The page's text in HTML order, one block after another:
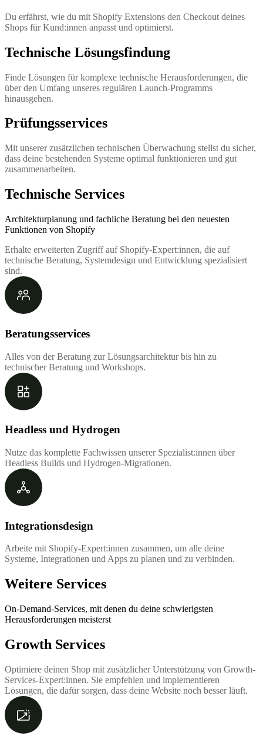
Du erfährst, wie du mit Shopify Extensions den Checkout deines
Shops für Kund:innen anpasst und optimierst.
Technische Lösungsfindung
Finde Lösungen für komplexe technische Herausforderungen, die
über den Umfang unseres regulären Launch-Programms
hinausgehen.
Prüfungsservices
Mit unserer zusätzlichen technischen Überwachung stellst du sicher,
dass deine bestehenden Systeme optimal funktionieren und gut
zusammenarbeiten.
Technische Services
Architekturplanung und fachliche Beratung bei den neuesten
Funktionen von Shopify
Erhalte erweiterten Zugriff auf Shopify-Expert:innen, die auf
technische Beratung, Systemdesign und Entwicklung spezialisiert
sind.
Beratungsservices
Alles von der Beratung zur Lösungsarchitektur bis hin zu
technischer Beratung und Workshops.
Headless und Hydrogen
Nutze das komplette Fachwissen unserer Spezialist:innen über
Headless Builds und Hydrogen-Migrationen.
Integrationsdesign
Arbeite mit Shopify-Expert:innen zusammen, um alle deine
Systeme, Integrationen und Apps zu planen und zu verbinden.
Weitere Services
On-Demand-Services, mit denen du deine schwierigsten
Herausforderungen meisterst
Growth Services
Optimiere deinen Shop mit zusätzlicher Unterstützung von Growth-
Services-Expert:innen. Sie empfehlen und implementieren
Lösungen, die dafür sorgen, dass deine Website noch besser läuft.